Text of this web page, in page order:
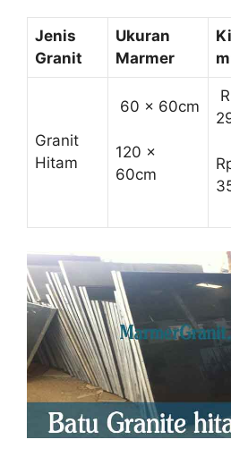
Jenis
Granit
Ukuran
Marmer
Granit
Hitam
60 x 60cm
120 x
60cm